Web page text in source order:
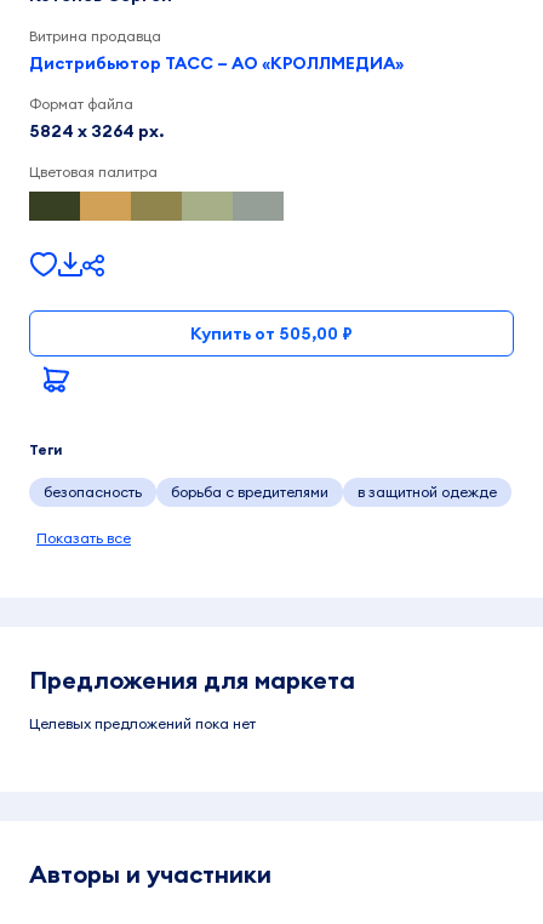
Витрина продавца
Дистрибьютор ТАСС – АО «КРОЛЛМЕДИА»
Формат файла
5824 x 3264 px.
Цветовая палитра
Купить от 505,00 ₽
Теги
безопасность борьба с вредителями в защитной одежде
Показать все
Предложения для маркета
Целевых предложений пока нет
Авторы и участники